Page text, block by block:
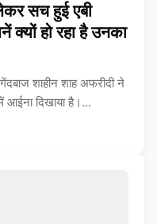
सच हुई एबी
क्यों हो रहा है उनका
शाहीन शाह अफरीदी ने
आईना दिखाया है।...